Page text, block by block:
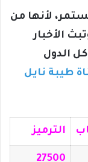
لأنها من
الأخبار
كل الدول
طيبة نايل
الترميز
27500